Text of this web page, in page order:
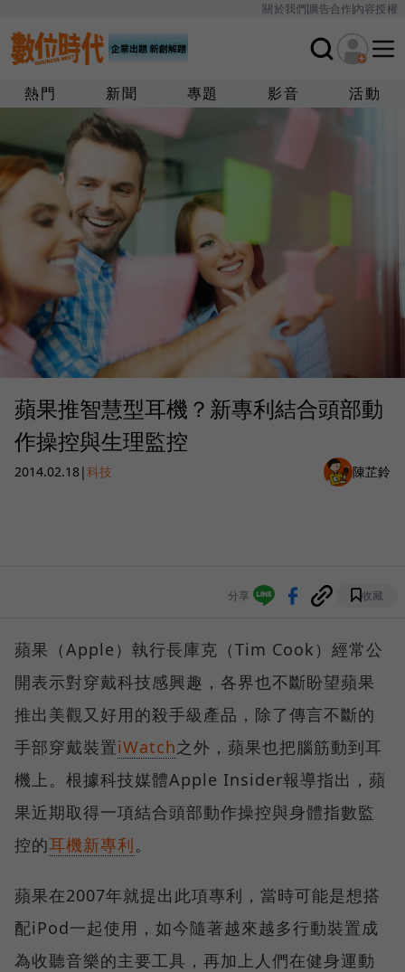
關於我們廣告合作內容授權
熱門 新聞 專題 影音 活動
蘋果推智慧型耳機？新專利結合頭部動
作操控與生理監控
2014.02.18|科技 陳芷鈴
分享 收藏
蘋果（Apple）執行長庫克（Tim Cook）經常公
開表示對穿戴科技感興趣，各界也不斷盼望蘋果
推出美觀又好用的殺手級產品，除了傳言不斷的
手部穿戴裝置iWatch之外，蘋果也把腦筋動到耳
機上。根據科技媒體Apple Insider報導指出，蘋
果近期取得一項結合頭部動作操控與身體指數監
控的耳機新專利。
蘋果在2007年就提出此項專利，當時可能是想搭
配iPod一起使用，如今隨著越來越多行動裝置成
為收聽音樂的主要工具，再加上人們在健身運動